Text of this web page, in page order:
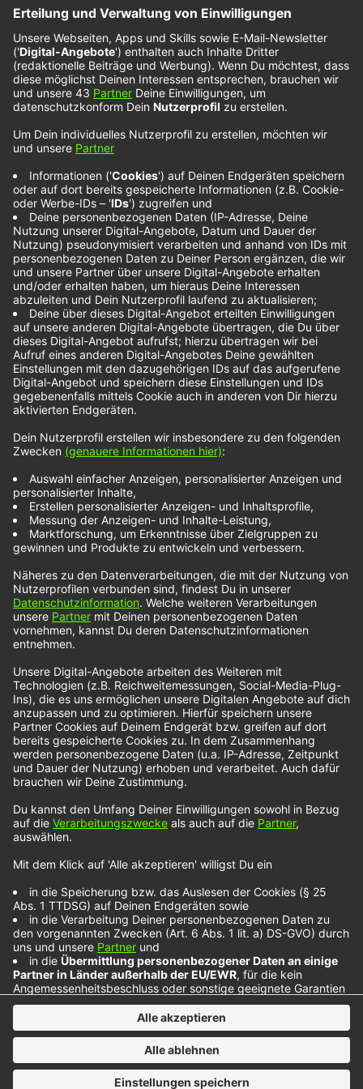
Alfie Templeman –
Broken
Indie-Pop vom Feinsten! Das bekommen wir von
unserem Alfie Tempelman. Seine neuste Single
“Broken”erinnert stark an Indie-Größen wie
“Vampire Weekend” oder wie “The Shins”. Mit der
neuen Single kündigt der englische Musiker sein
neues Album “Mellow Moon” an und beweist dabei
mehr, was für ein Multiinstrumentalist er ist. Elf
Instrumente spielt er auf der Platte selbst und hat
Templeman ist gerade mal 19 Jahre jung.
Noch mehr NOXX-Künstler findest du unter diesem
Link:
Wir benötigen Ihre Zustimmung, um
den YouTube Video-Service zu
laden!
Wir verwenden einen Service eines
Drittanbieters, um Videoinhalte einzubetten.
Dieser Service kann Daten zu Ihren Aktivitäten
sammeln. Bitte lesen Sie die Details durch und
stimmen Sie der Nutzung des Service zu, um
dieses Video anzusehen.
Mehr Informationen
powered byUsercentrics Consent Management
Geschrieben am15. Februar 2022inMusik, NOXX-Künstler
Tags:
Alfie Templeman, NOXX-Künstler
NOXX